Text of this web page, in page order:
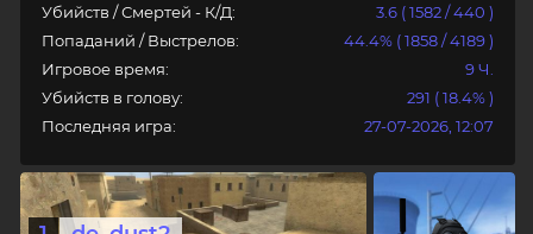
Авторизация
Убийств / Смертей - К/Д:
Попаданий / Выстрелов:
Игровое время:
Убийств в голову:
Последняя игра:
3.6 ( 1582 / 440 )
44.4% ( 1858 / 4189 )
9 Ч.
291 ( 18.4% )
27-07-2026, 12:07